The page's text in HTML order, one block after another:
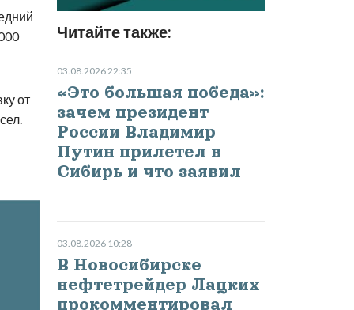
от
Читайте также:
03.08.2026 22:35
«Это большая победа»:
зачем президент
России Владимир
Путин прилетел в
Сибирь и что заявил
03.08.2026 10:28
В Новосибирске
нефтетрейдер Лацких
прокомментировал